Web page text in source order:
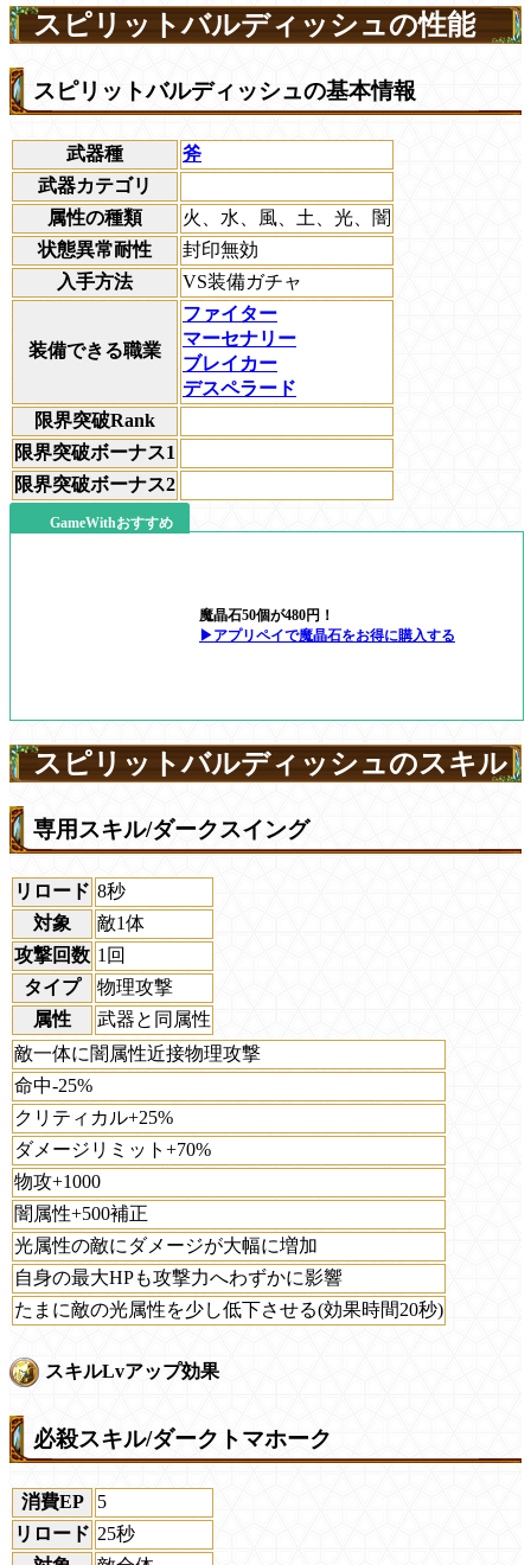
スピリットバルディッシュの性能
スピリットバルディッシュの基本情報
武器種
斧
武器カテゴリ
属性の種類
火、水、風、土、光、闇
状態異常耐性
封印無効
入手方法
VS装備ガチャ
装備できる職業
ファイター
マーセナリー
ブレイカー
デスペラード
限界突破Rank
限界突破ボーナス1
限界突破ボーナス2
GameWithおすすめ
魔晶石50個が480円！
▶アプリペイで魔晶石をお得に購入する
スピリットバルディッシュのスキル
専用スキル/ダークスイング
リロード 8秒
対象
敵1体
攻撃回数 1回
タイプ
物理攻撃
属性
武器と同属性
敵一体に闇属性近接物理攻撃
命中-25%
クリティカル+25%
ダメージリミット+70%
物攻+1000
闇属性+500補正
光属性の敵にダメージが大幅に増加
自身の最大HPも攻撃力へわずかに影響
たまに敵の光属性を少し低下させる(効果時間20秒)
スキルLvアップ効果
必殺スキル/ダークトマホーク
消費EP
5
リロード 25秒